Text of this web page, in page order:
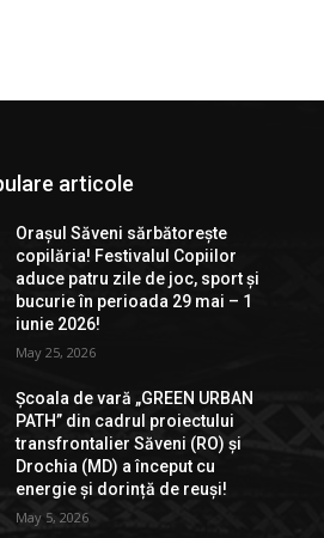
articole
Orașul Săveni sărbătorește
copilăria! Festivalul Copiilor
aduce patru zile de joc, sport și
bucurie în perioada 29 mai – 1
iunie 2026!
May 25, 2026
Școala de vară „GREEN URBAN
PATH” din cadrul proiectului
transfrontalier Săveni (RO) și
Drochia (MD) a început cu
energie și dorință de reuși!
May 5, 2026